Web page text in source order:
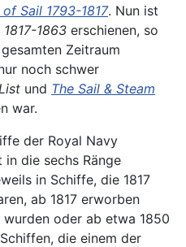
Sail 1793-1817. Nun ist
1863 erschienen, so
Zeitraum
noch schwer
und The Sail & Steam
war.
der Royal Navy
in die sechs Ränge
in Schiffe, die 1817
ab 1817 erworben
oder ab etwa 1850
die einem der